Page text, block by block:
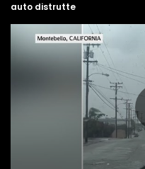
auto distrutte